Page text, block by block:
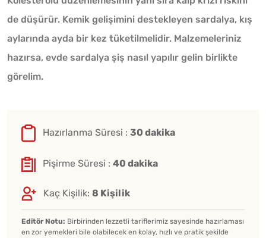
de düşürür. Kemik gelişimini destekleyen sardalya, kış
aylarında ayda bir kez tüketilmelidir. Malzemeleriniz
hazırsa, evde sardalya şiş nasıl yapılır gelin birlikte
görelim.
Hazırlanma Süresi : 30 dakika
Pişirme Süresi : 40 dakika
Kaç Kişilik: 8 Kişilik
Editör Notu: Birbirinden lezzetli tariflerimiz sayesinde hazırlaması
en zor yemekleri bile olabilecek en kolay, hızlı ve pratik şekilde